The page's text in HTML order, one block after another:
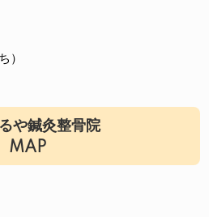
）
や鍼灸整骨院
MAP